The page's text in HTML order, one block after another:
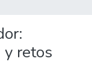
y retos